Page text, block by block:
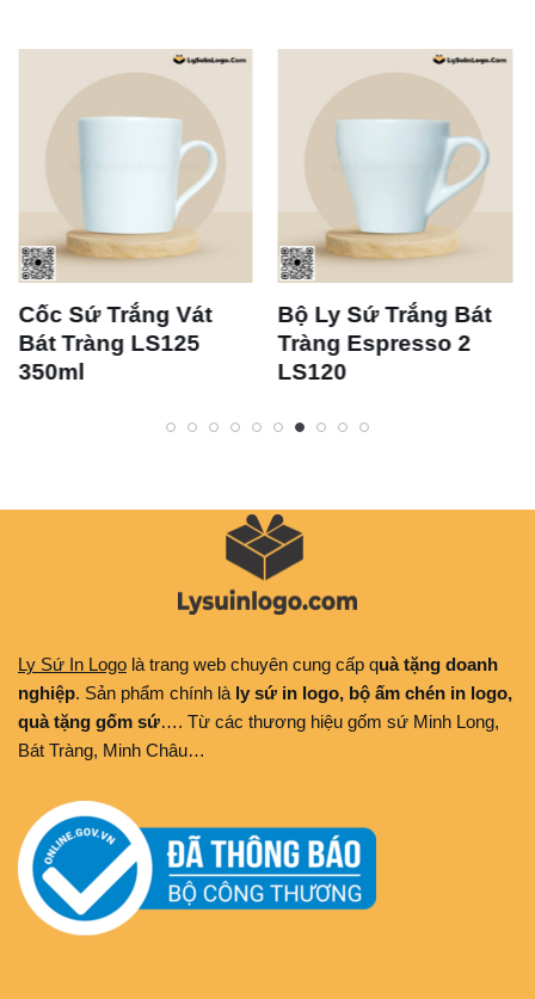
Cốc Sứ Trắng Vát
Bát Tràng LS125
350ml
Bộ Ly Sứ Trắng Bát
Tràng Espresso 2
LS120
Ly Sứ In Logo là trang web chuyên cung cấp quà tặng doanh
nghiệp. Sản phẩm chính là ly sứ in logo, bộ ấm chén in logo,
quà tặng gốm sứ…. Từ các thương hiệu gốm sứ Minh Long,
Bát Tràng, Minh Châu…